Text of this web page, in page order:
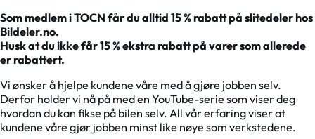
Som medlem i TOCN får du alltid 15 % rabatt på slitedeler hos
Bildeler.no.
Husk at du ikke får 15 % ekstra rabatt på varer som allerede
er rabattert.
Vi ønsker å hjelpe kundene våre med å gjøre jobben selv.
Derfor holder vi nå på med en YouTube-serie som viser deg
hvordan du kan fikse på bilen selv. All vår erfaring viser at
kundene våre gjør jobben minst like nøye som verkstedene.